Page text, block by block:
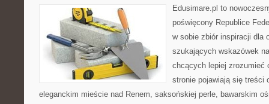
Edusimare.pl to
poświęcony Republice
w sobie zbiór inspiracji dla
szukających wskazówek
chcących lepiej zrozumieć
stronie pojawiają się treści
eleganckim mieście nad Renem, saksońskiej perle, bawarskim